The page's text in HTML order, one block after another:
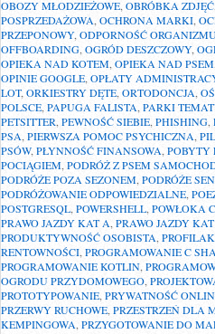
OBOZY MŁODZIEŻOWE, OBRÓBKA ZDJĘĆ
POSPRZEDAŻOWA, OCHRONA MARKI
PRZEPONOWY, ODPORNOŚĆ
OFFBOARDING OGRÓD DESZCZOWY,
OPIEKA NAD KOTEM OPIEKA NAD PSEM
OPINIE GOOGLE OPŁATY
LOT, ORKIESTRY DĘTE ORTODONCJA
POLSCE, PAPUGA FALISTA PARKI
PETSITTER, PEWNOŚĆ SIEBIE PHISHING,
PSA PIERWSZA POMOC PSYCHICZNA,
PSÓW, PŁYNNOŚĆ FINANSOWA POBYTY
POCIĄGIEM PODRÓŻ Z PSEM
PODRÓŻE POZA SEZONEM PODRÓŻE
PODRÓŻOWANIE ODPOWIEDZIALNE
POSTGRESQL, POWERSHELL POWŁOKA
PRAWO JAZDY KAT A PRAWO JAZDY
PRODUKTYWNOŚĆ OSOBISTA
RENTOWNOŚCI, PROGRAMOWANIE C
PROGRAMOWANIE KOTLIN
OGRODU PRZYDOMOWEGO
PROTOTYPOWANIE PRYWATNOŚĆ
PRZERWY RUCHOWE PRZESTRZEŃ DLA
KEMPINGOWA PRZYGOTOWANIE DO